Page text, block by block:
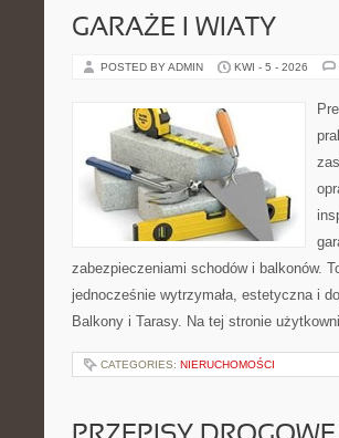
GARAŻE I WIATY
POSTED BY ADMIN KWI - 5 - 2026
zabezpieczeniami schodów i balkonów.
jednocześnie wytrzymała, estetyczna i
Balkony i Tarasy. Na tej stronie
CATEGORIES: NIERUCHOMOŚCI